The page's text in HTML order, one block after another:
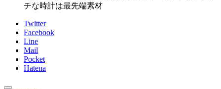
チな時計は最先端素材
Twitter
Facebook
Line
Mail
Pocket
Hatena